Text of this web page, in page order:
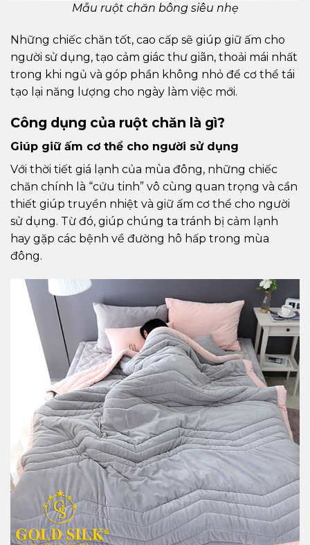
Mẫu ruột chăn bông siêu nhẹ
Những chiếc chăn tốt, cao cấp sẽ giúp giữ ấm cho
người sử dụng, tạo cảm giác thư giãn, thoải mái nhất
trong khi ngủ và góp phần không nhỏ để cơ thể tái
tạo lại năng lượng cho ngày làm việc mới.
Công dụng của ruột chăn là gì?
Giúp giữ ấm cơ thể cho người sử dụng
Với thời tiết giá lạnh của mùa đông, những chiếc
chăn chính là “cứu tinh” vô cùng quan trọng và cần
thiết giúp truyền nhiệt và giữ ấm cơ thể cho người
sử dụng. Từ đó, giúp chúng ta tránh bị cảm lạnh
hay gặp các bệnh về đường hô hấp trong mùa
đông.